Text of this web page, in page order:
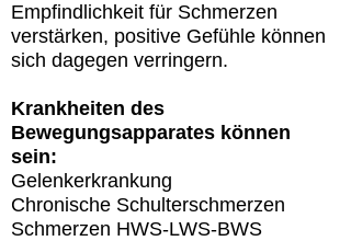
Empfindlichkeit für Schmerzen
verstärken, positive Gefühle können
sich dagegen verringern.
Krankheiten des
Bewegungsapparates können
sein:
Gelenkerkrankung
Chronische Schulterschmerzen
Schmerzen HWS-LWS-BWS